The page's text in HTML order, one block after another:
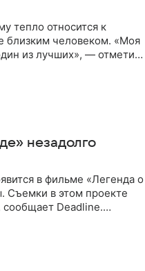
тепло относится к
близким человеком. «Моя
из лучших», — отметил
незадолго
в фильме «Легенда о
Съемки в этом проекте
сообщает Deadline.